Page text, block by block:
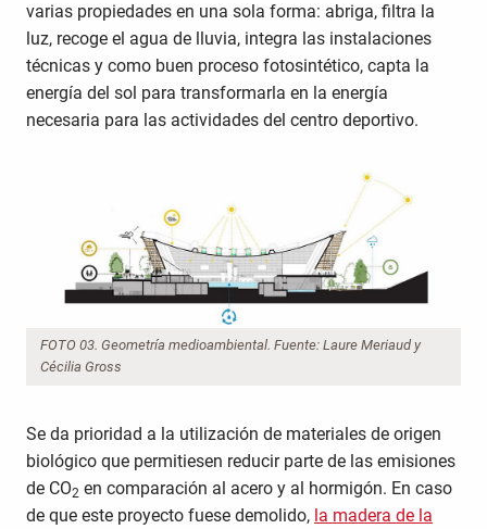
varias propiedades en una sola forma: abriga, filtra la
luz, recoge el agua de lluvia, integra las instalaciones
técnicas y como buen proceso fotosintético, capta la
energía del sol para transformarla en la energía
necesaria para las actividades del centro deportivo.
FOTO 03. Geometría medioambiental. Fuente: Laure Meriaud y
Cécilia Gross
Se da prioridad a la utilización de materiales de origen
biológico que permitiesen reducir parte de las emisiones
de CO2 en comparación al acero y al hormigón. En caso
de que este proyecto fuese demolido, la madera de la